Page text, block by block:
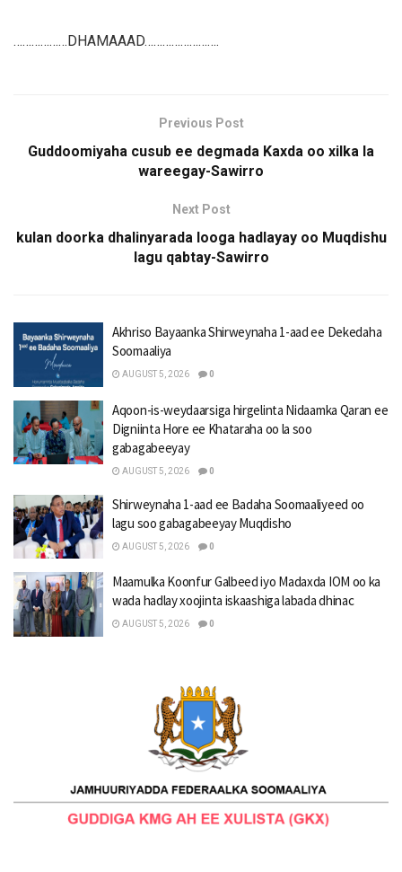
………………DHAMAAAD…………………….
Previous Post
Guddoomiyaha cusub ee degmada Kaxda oo xilka la
wareegay-Sawirro
Next Post
kulan doorka dhalinyarada looga hadlayay oo Muqdishu
lagu qabtay-Sawirro
Akhriso Bayaanka Shirweynaha 1-aad ee Dekedaha
Soomaaliya
AUGUST 5, 2026 0
Aqoon-is-weydaarsiga hirgelinta Nidaamka Qaran ee
Digniinta Hore ee Khataraha oo la soo
gabagabeeyay
AUGUST 5, 2026 0
Shirweynaha 1-aad ee Badaha Soomaaliyeed oo
lagu soo gabagabeeyay Muqdisho
AUGUST 5, 2026 0
Maamulka Koonfur Galbeed iyo Madaxda IOM oo ka
wada hadlay xoojinta iskaashiga labada dhinac
AUGUST 5, 2026 0